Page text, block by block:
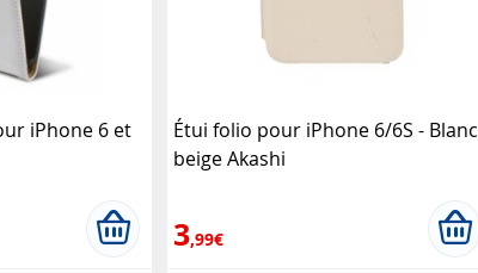
iPhone 6 et
Étui folio pour iPhone 6/6S - Blanc
beige Akashi
3,99€